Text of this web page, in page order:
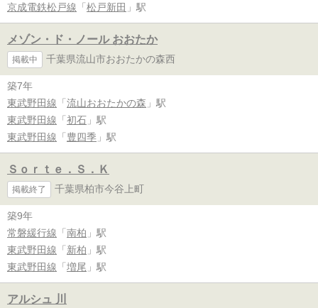
京成電鉄松戸線 「 松戸新田 」駅
メゾン・ド・ノール おおたか
掲載中 千葉県流山市おおたかの森西
築7年
東武野田線 「 流山おおたかの森 」駅
東武野田線 「 初石 」駅
東武野田線 「 豊四季 」駅
Ｓｏｒｔｅ．Ｓ．Ｋ
掲載終了 千葉県柏市今谷上町
築9年
常磐緩行線 「 南柏 」駅
東武野田線 「 新柏 」駅
東武野田線 「 増尾 」駅
アルシュ 川